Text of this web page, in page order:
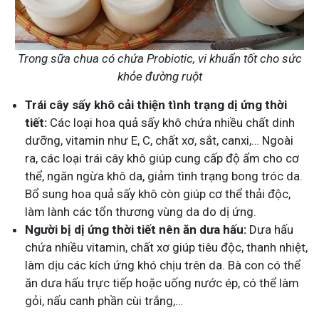
Trong sữa chua có chứa Probiotic, vi khuẩn tốt cho sức
khỏe đường ruột
Trái cây sấy khô cải thiện tình trạng dị ứng thời
tiết: Các loại hoa quả sấy khô chứa nhiều chất dinh
dưỡng, vitamin như E, C, chất xơ, sắt, canxi,… Ngoài
ra, các loại trái cây khô giúp cung cấp độ ẩm cho cơ
thể, ngăn ngừa khô da, giảm tình trạng bong tróc da.
Bổ sung hoa quả sấy khô còn giúp cơ thể thải độc,
làm lành các tổn thương vùng da do dị ứng.
Người bị dị ứng thời tiết nên ăn dưa hấu: Dưa hấu
chứa nhiều vitamin, chất xơ giúp tiêu độc, thanh nhiệt,
làm dịu các kích ứng khó chịu trên da. Bà con có thể
ăn dưa hấu trực tiếp hoặc uống nước ép, có thể làm
gỏi, nấu canh phần cùi trắng,…